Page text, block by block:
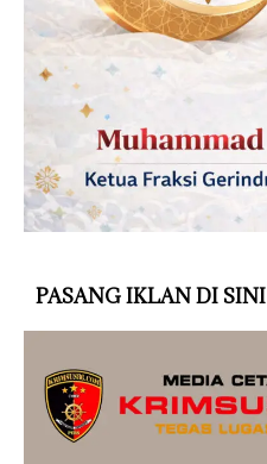
PASANG IKLAN DI SINI